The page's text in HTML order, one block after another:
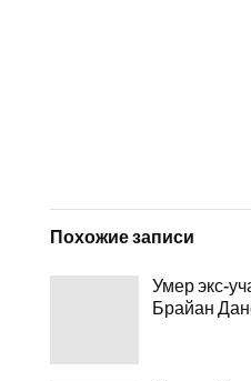
Похожие записи
Умер экс-
Брайан